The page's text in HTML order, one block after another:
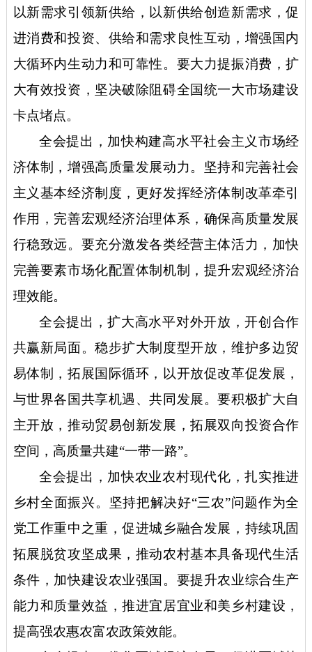
以新需求引领新供给，以新供给创造新需求，促
进消费和投资、供给和需求良性互动，增强国内
大循环内生动力和可靠性。要大力提振消费，扩
大有效投资，坚决破除阻碍全国统一大市场建设
卡点堵点。
全会提出，加快构建高水平社会主义市场经
济体制，增强高质量发展动力。坚持和完善社会
主义基本经济制度，更好发挥经济体制改革牵引
作用，完善宏观经济治理体系，确保高质量发展
行稳致远。要充分激发各类经营主体活力，加快
完善要素市场化配置体制机制，提升宏观经济治
理效能。
全会提出，扩大高水平对外开放，开创合作
共赢新局面。稳步扩大制度型开放，维护多边贸
易体制，拓展国际循环，以开放促改革促发展，
与世界各国共享机遇、共同发展。要积极扩大自
主开放，推动贸易创新发展，拓展双向投资合作
空间，高质量共建“一带一路”。
全会提出，加快农业农村现代化，扎实推进
乡村全面振兴。坚持把解决好“三农”问题作为全
党工作重中之重，促进城乡融合发展，持续巩固
拓展脱贫攻坚成果，推动农村基本具备现代生活
条件，加快建设农业强国。要提升农业综合生产
能力和质量效益，推进宜居宜业和美乡村建设，
提高强农惠农富农政策效能。